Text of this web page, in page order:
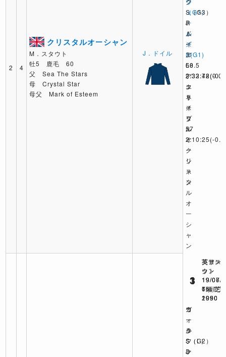
2 4
クリスタルオーシャン
M．スタウト
牡5 鹿毛 60
父 Sea The Stars
母 Crystal Star
母父 Mark of Esteem
J．ドイル
（G1）
J
ド
イ
ル
60
2:32:42(0.0)
エ
ネ
イ
ブ
ル
ェ
ー
ル
ズ
S(G1)
L
デ
ッ
ト
ー
リ
57
2:10:25(-
ク
リ
ス
タ
ル
オ
ー
シ
ャ
ン
S（G3）
R
ム
ー
ア
58.5
2:33:78(-
ク
リ
ス
タ
ル
オ
ー
シ
ャ
ン
1
英ヨー
ク
19/07/
6頭 芝
2050
ヨ
ー
ク
S（G2）
D
1
英サン
ウン
19/07/
7頭 芝
1990
ガ
ー
ラ
S（L）
J
3
英アス
ット
19/06/
16頭 芝
1990
ウ
ォ
ル
フ
ァ